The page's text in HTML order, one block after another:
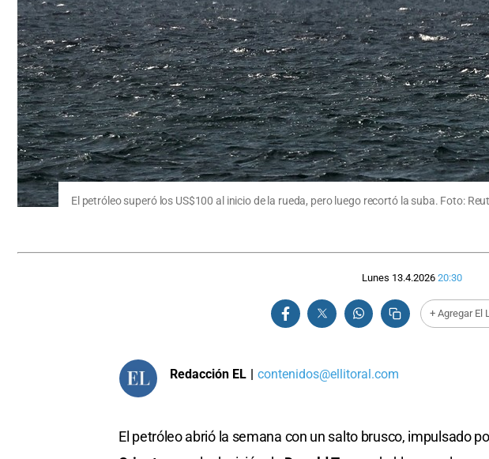
El petróleo superó los US$100 al inicio de la rueda, pero luego recortó la suba. Foto:
Lunes 13.4.2026 20:30
+ Agregar El
Redacción EL | contenidos@ellitoral.com
El petróleo abrió la semana con un salto brusco, impulsado